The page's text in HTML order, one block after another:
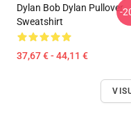
Dylan Bob Dylan Pullover
Sweatshirt
37,67 € - 44,11 €
-